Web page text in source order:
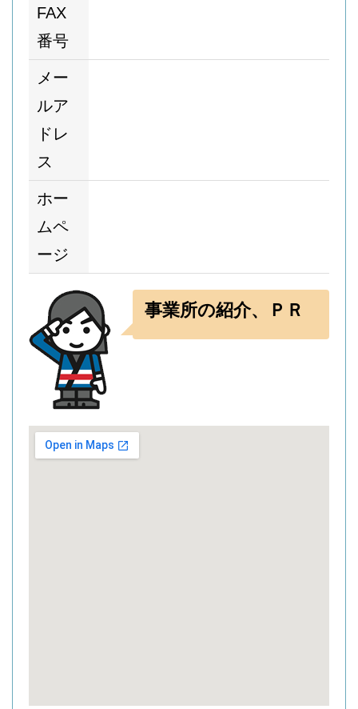
FAX
番号
メー
ルア
ドレ
ス
ホー
ムペ
ージ
事業所の紹介、ＰＲ